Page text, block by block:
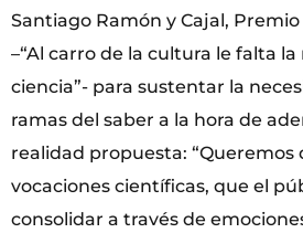
Santiago Ramón y Cajal,
–“Al carro de la cultura le falta la
ciencia”- para sustentar la
ramas del saber a la hora de
realidad propuesta: “Queremos
vocaciones científicas, que el
consolidar a través de